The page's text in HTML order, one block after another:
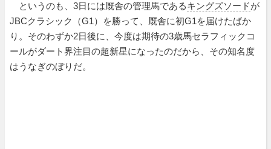
というのも、3日には厩舎の管理馬であるキングズソードが
JBCクラシック（G1）を勝って、厩舎に初G1を届けたばか
り。そのわずか2日後に、今度は期待の3歳馬セラフィックコ
ールがダート界注目の超新星になったのだから、その知名度
はうなぎのぼりだ。